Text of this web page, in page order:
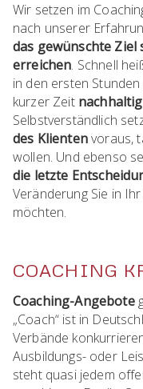
Wir setzen im
nach unserer
das gewünschte
erreichen. Schnell
in den ersten
kurzer Zeit
Selbstverständlich
des Klientenvoraus,
wollen. Und ebenso
die letzte
Veränderung Sie in
möchten.
COACHING
Coaching-Angebote
„Coach“ ist in
Verbände
Ausbildungs- oder
steht quasi jedem